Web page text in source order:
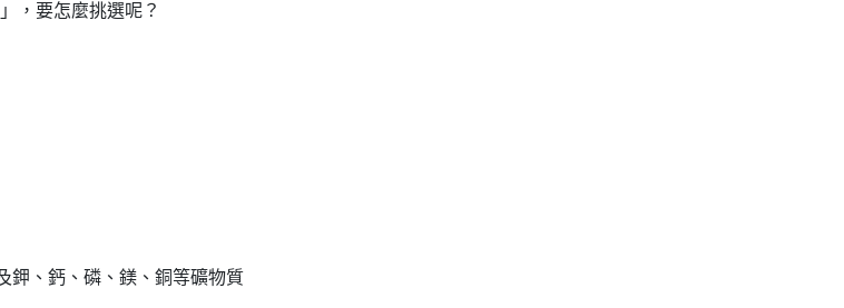
，要怎麼挑選呢？
鉀、鈣、磷、鎂、銅等礦物質